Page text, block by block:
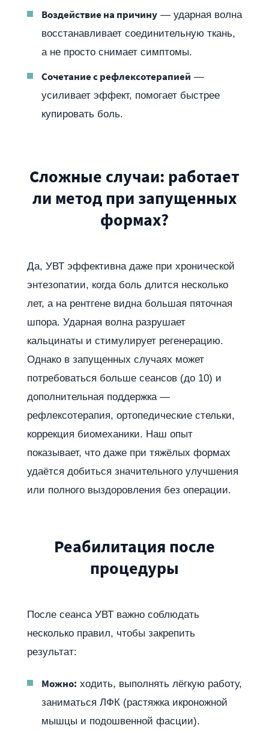
Воздействие на причину— ударная волна
восстанавливает соединительную ткань,
а не просто снимает симптомы.
Сочетание с рефлексотерапией —
усиливает эффект, помогает быстрее
купировать боль.
Сложные случаи: работает
ли метод при запущенных
формах?
Да, УВТ эффективна даже при хронической
энтезопатии, когда боль длится несколько
лет, а на рентгене видна большая пяточная
шпора. Ударная волна разрушает
кальцинаты и стимулирует регенерацию.
Однако в запущенных случаях может
потребоваться больше сеансов (до 10) и
дополнительная поддержка —
рефлексотерапия, ортопедические стельки,
коррекция биомеханики. Наш опыт
показывает, что даже при тяжёлых формах
удаётся добиться значительного улучшения
или полного выздоровления без операции.
Реабилитация после
процедуры
После сеанса УВТ важно соблюдать
несколько правил, чтобы закрепить
результат:
Можно: ходить, выполнять лёгкую работу,
заниматься ЛФК (растяжка икроножной
мышцы и подошвенной фасции).